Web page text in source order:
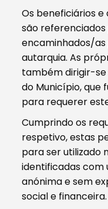
Os beneficiários
são referenciados
encaminhados/as
autarquia. As
também dirigir-se
do Município, que
para requerer
Cumprindo os
respetivo, estas
para ser utilizado
identificadas com
anónima e sem
social e financeira.